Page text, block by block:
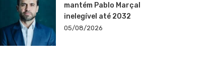
mantém Pablo Marçal
inelegível até 2032
05/08/2026